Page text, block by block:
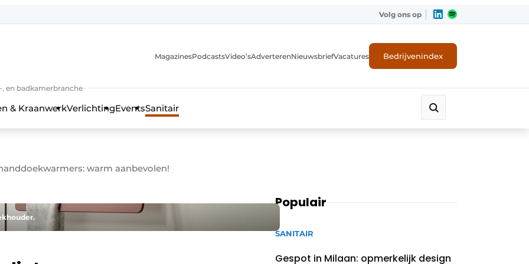
Volg ons op
en badkamerbranche
MagazinesPodcastsVideo’sAdverterenNieuwsbriefVacatures Bedrijvenindex
& KraanwerkVerlichtingEventsSanitair
warm aanbevolen!
Populair
SANITAIR
Gespot in Milaan: opmerkelijk design